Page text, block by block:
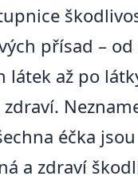
přísad – od
látek až po
éčka jsou
a zdraví